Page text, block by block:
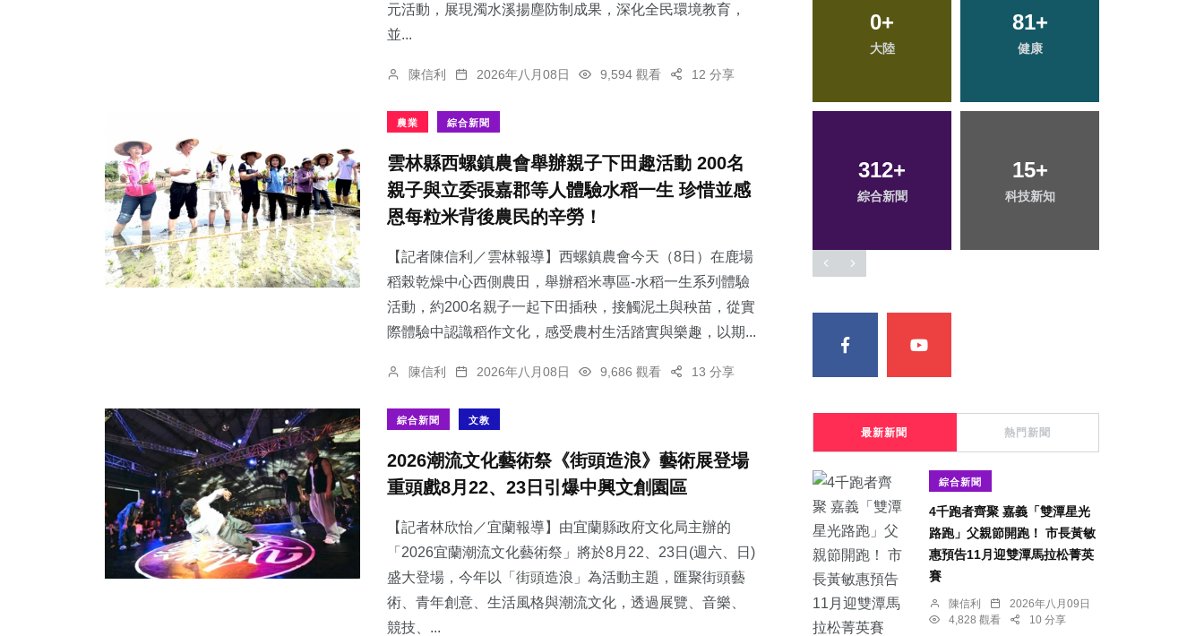
元活動，展現濁水溪揚塵防制成果，深化全民環境教育，
並...
陳信利 2026年八月08日 9,594 觀看 12 分享
農業 綜合新聞
雲林縣西螺鎮農會舉辦親子下田趣活動 200名
親子與立委張嘉郡等人體驗水稻一生 珍惜並感
恩每粒米背後農民的辛勞！
【記者陳信利／雲林報導】西螺鎮農會今天（8日）在鹿場
稻榖乾燥中心西側農田，舉辦稻米專區-水稻一生系列體驗
活動，約200名親子一起下田插秧，接觸泥土與秧苗，從實
際體驗中認識稻作文化，感受農村生活踏實與樂趣，以期...
陳信利 2026年八月08日 9,686 觀看 13 分享
綜合新聞 文教
2026潮流文化藝術祭《街頭造浪》藝術展登場
重頭戲8月22、23日引爆中興文創園區
【記者林欣怡／宜蘭報導】由宜蘭縣政府文化局主辦的
「2026宜蘭潮流文化藝術祭」將於8月22、23日(週六、日)
盛大登場，今年以「街頭造浪」為活動主題，匯聚街頭藝
術、青年創意、生活風格與潮流文化，透過展覽、音樂、
競技、...
102+
文教
44+
32+
農業
0+ 81
312 +
綜合新聞
15
科技新知
151
社會
62+
旅遊
22+
頭條
102+
文教
最新新聞 熱門新聞
綜合新聞
4千跑者齊聚 嘉義「雙潭星光
路跑」父親節開跑！ 市長黃敏
惠預告11月迎雙潭馬拉松菁英
賽
陳信利
2026年八月09日
4,828 觀看
10 分享